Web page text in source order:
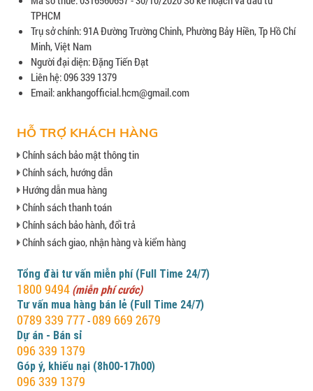
TPHCM
Trụ sở chính: 91A Đường Trường Chinh, Phường Bảy Hiền, Tp Hồ Chí
Minh, Việt Nam
Người đại diện: Đặng Tiến Đạt
Liên hệ: 096 339 1379
Email: ankhangofficial.hcm@gmail.com
HỖ TRỢ KHÁCH HÀNG
Chính sách bảo mật thông tin
Chính sách, hướng dẫn
Hướng dẫn mua hàng
Chính sách thanh toán
Chính sách bảo hành, đổi trả
Chính sách giao, nhận hàng và kiểm hàng
Tổng đài tư vấn miễn phí (Full Time 24/7)
1800 9494 (miễn phí cước)
Tư vấn mua hàng bán lẻ (Full Time 24/7)
0789 339 777 -089 669 2679
Dự án - Bán sỉ
096 339 1379
Góp ý, khiếu nại (8h00-17h00)
096 339 1379